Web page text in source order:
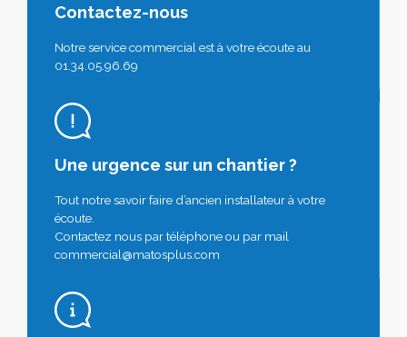
Contactez-nous
Notre service commercial est à votre écoute au
01.34.05.96.69
Une urgence sur un chantier ?
Tout notre savoir faire d’ancien installateur à votre
écoute.
Contactez nous par téléphone ou par mail
commercial@matosplus.com